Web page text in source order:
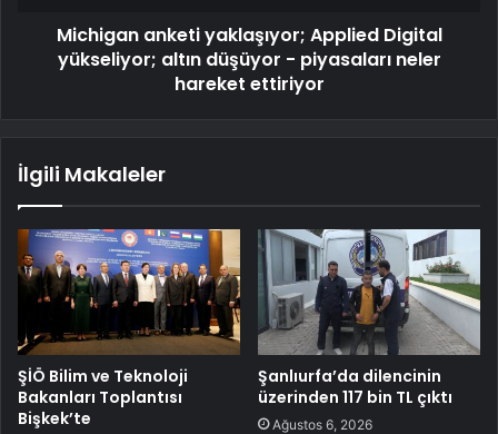
Michigan anketi yaklaşıyor; Applied Digital
yükseliyor; altın düşüyor - piyasaları neler
hareket ettiriyor
İlgili Makaleler
ŞİÖ Bilim ve Teknoloji
Bakanları Toplantısı
Bişkek’te
Şanlıurfa’da dilencinin
üzerinden 117 bin TL çıktı
Ağustos 6, 2026